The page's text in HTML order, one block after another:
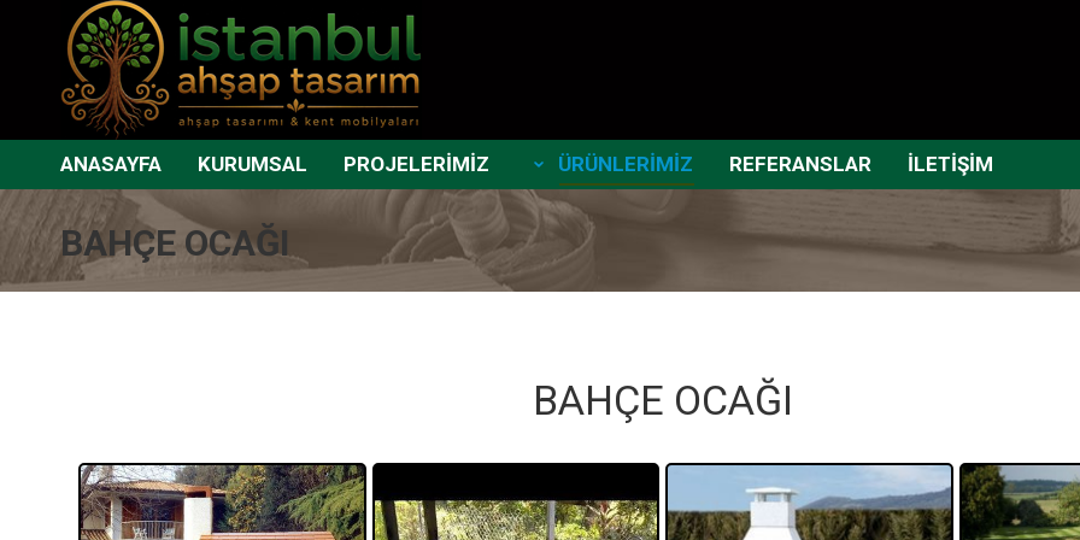
ANASAYFA KURUMSAL PROJELERİMİZ ÜRÜNLERİMİZ REFERANSLAR İLETİŞİM
BAHÇE OCAĞI
BAHÇE OCAĞI